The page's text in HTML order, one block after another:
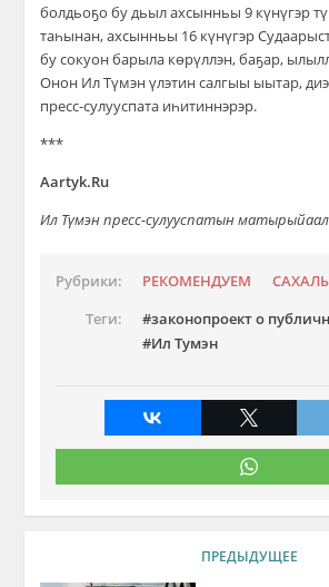
болдьоҕо бу дьыл ахсынньы 9 күнүгэр
таһынан, ахсынньы 16 күнүгэр
бу сокуон барыла көрүллэн, баҕар,
Онон Ил Түмэн үлэтин салгыы ыытар,
пресс-сулууспата иһитиннэрэр.
***
Aartyk.Ru
Ил Түмэн пресс-сулууспатын
Рубрики: РЕКОМЕНДУЕМ
Теги:
законопроект о
Ил Тумэн
ПРЕДЫДУЩЕЕ